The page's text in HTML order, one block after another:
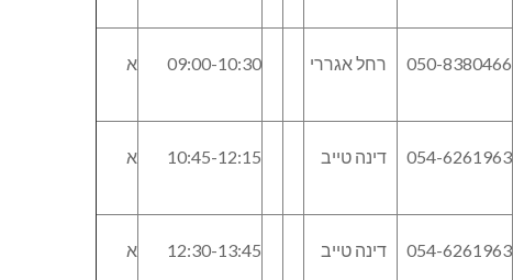
050-8380466 רחל אגררי 09:00-10:30 א
054-6261963 דינה טייב 10:45-12:15 א
054-6261963 דינה טייב 12:30-13:45 א